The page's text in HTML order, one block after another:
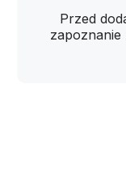
Przed
zapoznanie